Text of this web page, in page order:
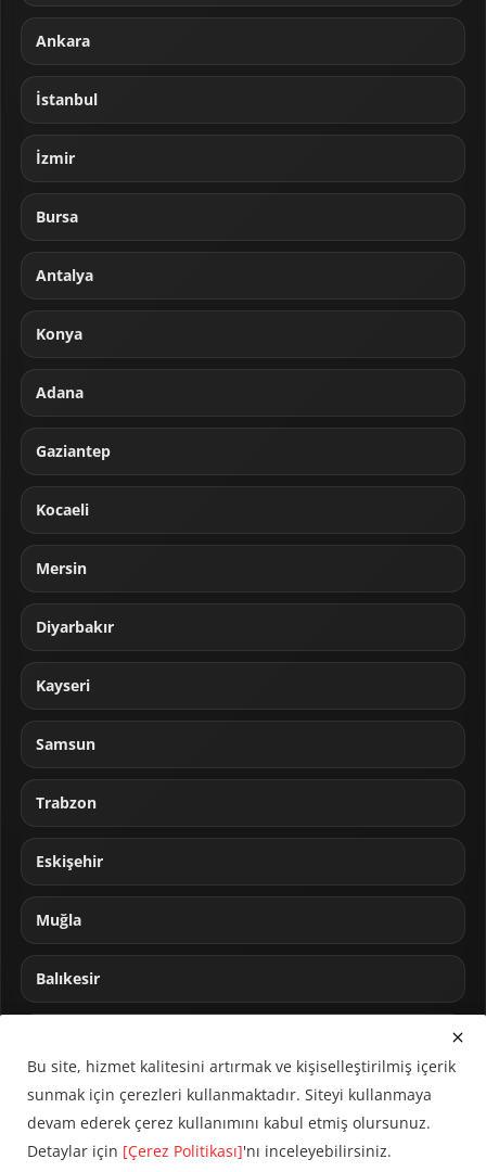
Ankara
İstanbul
İzmir
Bursa
Antalya
Konya
Adana
Gaziantep
Kocaeli
Mersin
Diyarbakır
Kayseri
Samsun
Trabzon
Eskişehir
Muğla
Balıkesir
Bu site, hizmet kalitesini artırmak ve kişiselleştirilmiş içerik
sunmak için çerezleri kullanmaktadır. Siteyi kullanmaya
devam ederek çerez kullanımını kabul etmiş olursunuz.
Detaylar için [Çerez Politikası]'nı inceleyebilirsiniz.